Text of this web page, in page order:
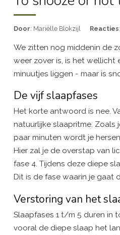
Door: Mariëlle Blokzijl Reacties
We zitten nog middenin de
weer zover is, is het wellicht
minuutjes liggen - maar is
De vijf slaapfases
Het korte antwoord is nee.
natuurlijke slaapritme. Zoals
paar minuten wordt je
Hier zal je de overstap van
fase 4. Tijdens deze diepe
Dit is de fase waarin je gaat
Verstoring van het
Slaapfases 1 t/m 5 duren in
vooral de diepe slaap het